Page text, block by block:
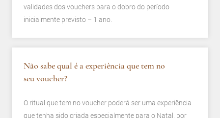
validades dos vouchers para o dobro do período
inicialmente previsto – 1 ano.
Não sabe qual é a experiência que tem no
seu voucher?
O ritual que tem no voucher poderá ser uma experiência
que tenha sido criada especialmente para o Natal, por